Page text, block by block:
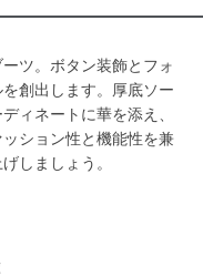
ツ。ボタン装飾とフォ
創出します。厚底ソー
ィネートに華を添え、
ション性と機能性を兼
しましょう。